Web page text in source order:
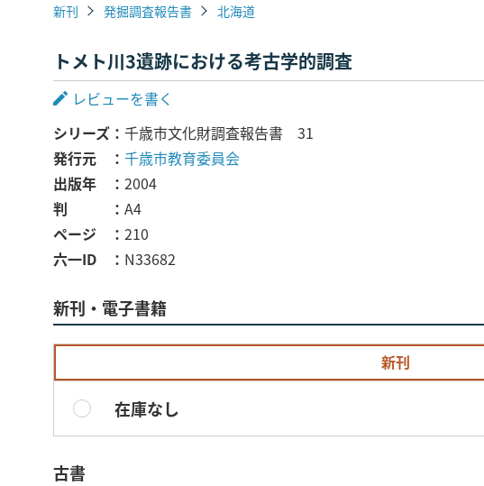
新刊 発掘調査報告書 北海道
トメト川3遺跡における考古学的調査
レビューを書く
シリーズ
千歳市文化財調査報告書 31
発行元
千歳市教育委員会
出版年
2004
判
A4
ページ
210
六一ID
N33682
新刊・電子書籍
新刊
在庫なし
古書